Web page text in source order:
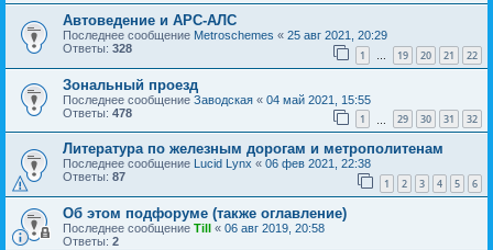
Автоведение и АРС-АЛС
Последнее сообщение Metroschemes « 25 авг 2021, 20:29
Ответы: 328 1 … 19 20 21 22
Зональный проезд
Последнее сообщение Заводская « 04 май 2021, 15:55
Ответы: 478 1 29 30 31 32
Литература по железным дорогам и метрополитенам
Последнее сообщение Lucid Lynx « 06 фев 2021, 22:38
Ответы: 87 1 2 3 4 5 6
Об этом подфоруме (также оглавление)
Последнее сообщение Till « 06 авг 2019, 20:58
Ответы: 2